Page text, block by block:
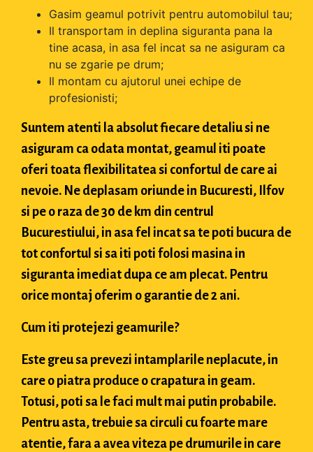
Gasim geamul potrivit pentru automobilul tau;
Il transportam in deplina siguranta pana la
tine acasa, in asa fel incat sa ne asiguram ca
nu se zgarie pe drum;
Il montam cu ajutorul unei echipe de
profesionisti;
Suntem atenti la absolut fiecare detaliu si ne
asiguram ca odata montat, geamul iti poate
oferi toata flexibilitatea si confortul de care ai
nevoie. Ne deplasam oriunde in Bucuresti, Ilfov
si pe o raza de 30 de km din centrul
Bucurestiului, in asa fel incat sa te poti bucura de
tot confortul si sa iti poti folosi masina in
siguranta imediat dupa ce am plecat. Pentru
orice montaj oferim o garantie de 2 ani.
Cum iti protejezi geamurile?
Este greu sa prevezi intamplarile neplacute, in
care o piatra produce o crapatura in geam.
Totusi, poti sa le faci mult mai putin probabile.
Pentru asta, trebuie sa circuli cu foarte mare
atentie, fara a avea viteza pe drumurile in care